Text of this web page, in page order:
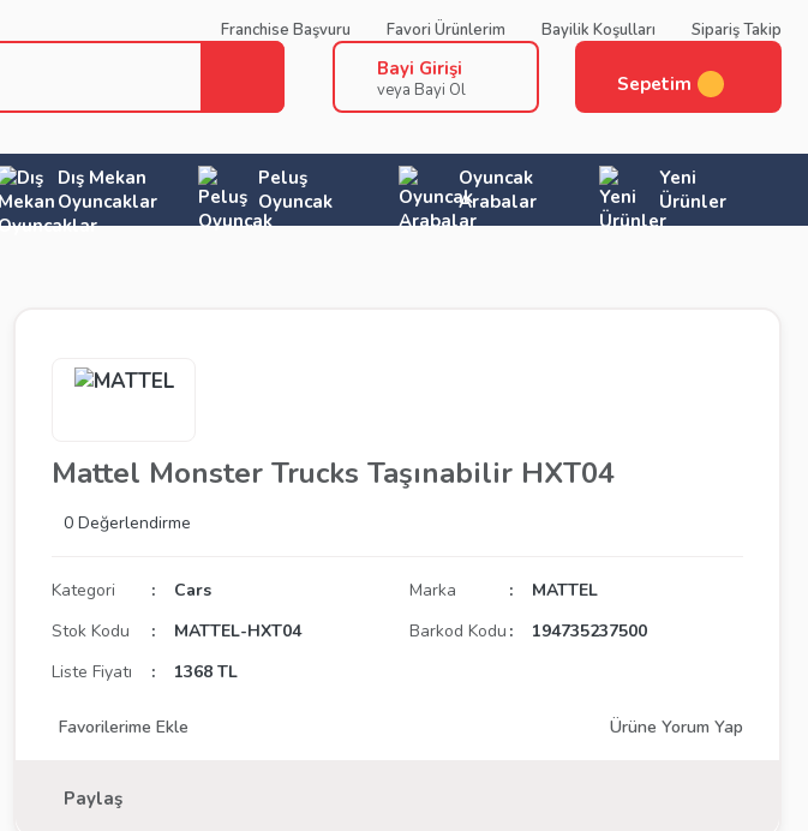
Franchise Başvuru Favori Ürünlerim Bayilik Koşulları Sipariş Takip
Bayi Girişi
veya Bayi Ol Sepetim
Dış Mekan
Oyuncaklar
Peluş
Oyuncak
Oyuncak
Arabalar
Yeni
Ürünler
Mattel Monster Trucks Taşınabilir HXT04
0 Değerlendirme
Kategori Cars Marka
MATTEL
Stok Kodu
MATTEL-HXT04 Barkod Kodu
194735237500
Liste Fiyatı
1368 TL
Ürüne Yorum Yap
Paylaş